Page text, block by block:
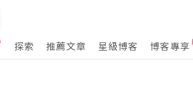
探索
推薦文章 星級博客 博客專享